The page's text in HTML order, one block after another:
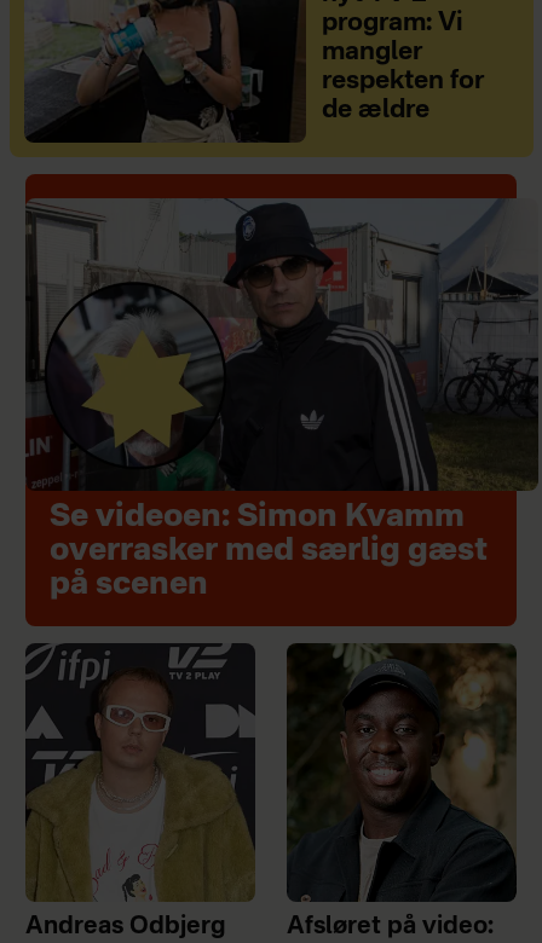
program: Vi
mangler
respekten for
de ældre
Se videoen: Simon Kvamm
overrasker med særlig gæst
på scenen
Andreas Odbjerg
Afsløret på video: